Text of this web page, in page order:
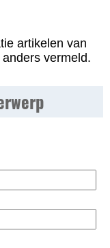
artikelen van
vermeld.